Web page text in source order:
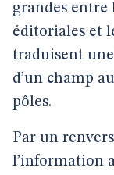
grandes entre
éditoriales et
traduisent
d’un champ
pôles.
Par un
l’information